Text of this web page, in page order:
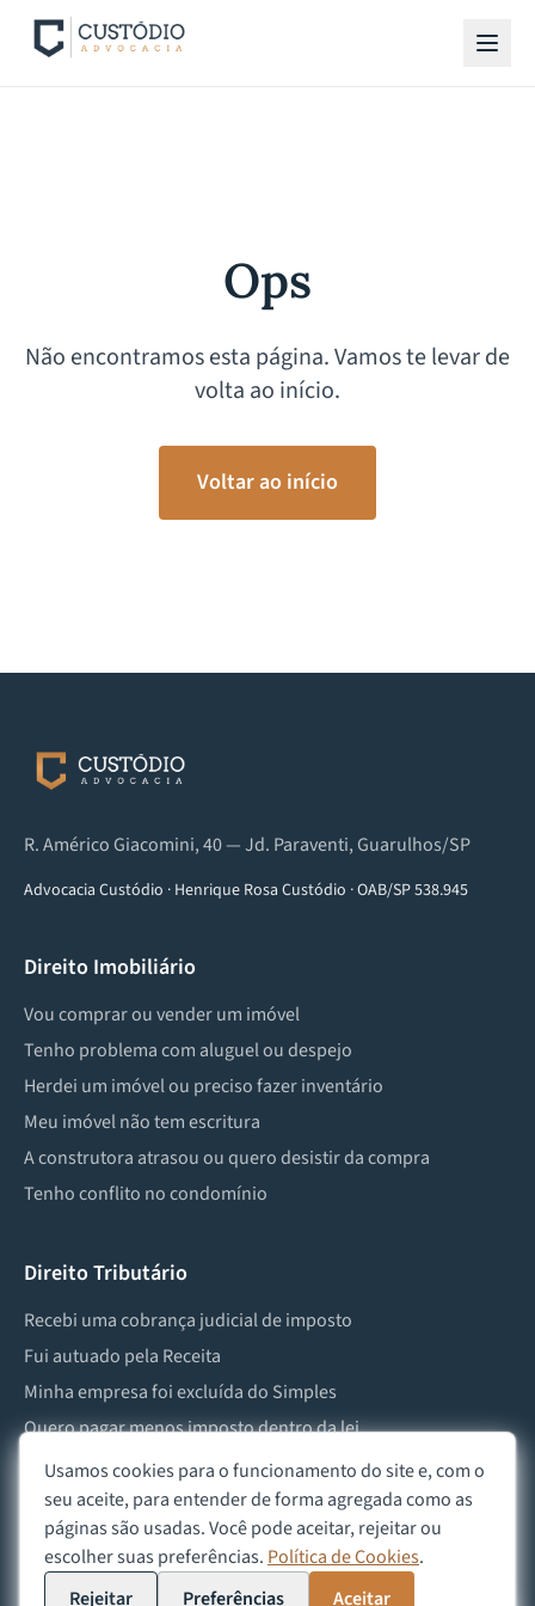
Ops
Não encontramos esta página. Vamos te levar de
volta ao início.
Voltar ao início
R. Américo Giacomini, 40 — Jd. Paraventi, Guarulhos/SP
Advocacia Custódio · Henrique Rosa Custódio ·OAB/SP 538.945
Direito Imobiliário
Vou comprar ou vender um imóvel
Tenho problema com aluguel ou despejo
Herdei um imóvel ou preciso fazer inventário
Meu imóvel não tem escritura
A construtora atrasou ou quero desistir da compra
Tenho conflito no condomínio
Direito Tributário
Recebi uma cobrança judicial de imposto
Fui autuado pela Receita
Minha empresa foi excluída do Simples
Quero pagar menos imposto dentro da lei
Preciso lidar com imposto de herança ou doação
2026Advocacia Custódio
Política de Privacidade Política de Cookies Aviso Legal
Usamos cookies para o funcionamento do site e, com o
seu aceite, para entender de forma agregada como as
páginas são usadas. Você pode aceitar, rejeitar ou
escolher suas preferências. Política de Cookies.
Rejeitar
Preferências Aceitar